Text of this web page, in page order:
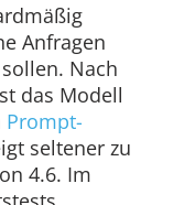
Anfragen
Nach
das Modell
Prompt-
seltener zu
4.6. Im